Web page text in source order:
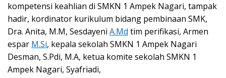
kompetensi keahlian di SMKN 1 Ampek Nagari, tampak
hadir, kordinator kurikulum bidang pembinaan SMK,
Dra. Anita, M.M, Sesdayeni A.Md tim perifikasi, Armen
espar M.Si, kepala sekolah SMKN 1 Ampek Nagari
Desman, S.Pdi, M.A, ketua komite sekolah SMKN 1
Ampek Nagari, Syafriadi,